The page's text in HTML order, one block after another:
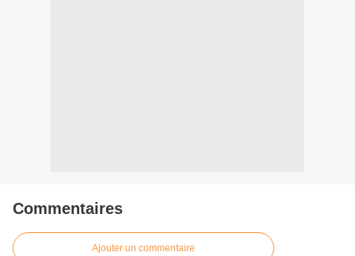
Commentaires
Ajouter un commentaire